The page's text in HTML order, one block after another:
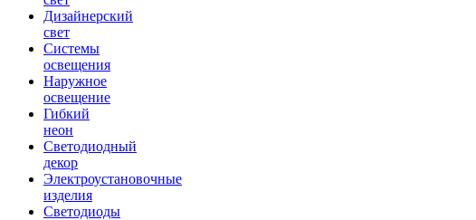
Дизайнерский
свет
Системы
освещения
Наружное
освещение
Гибкий
неон
Светодиодный
декор
Электроустановочные
изделия
Светодиоды